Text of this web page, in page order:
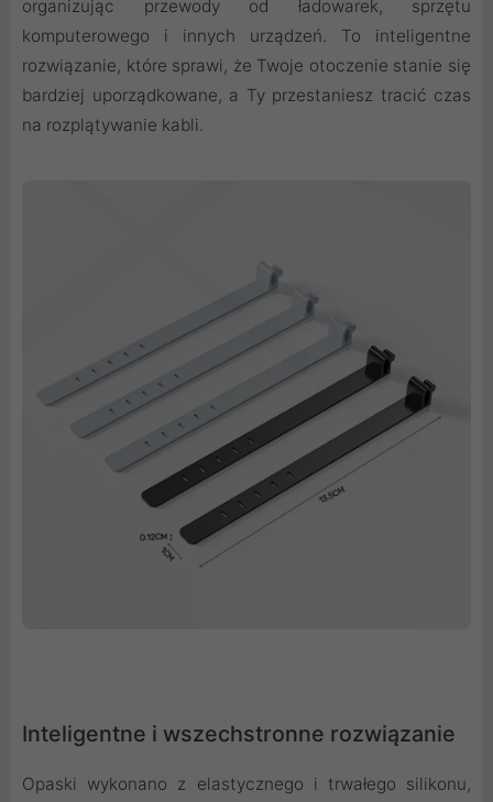
organizując przewody od ładowarek, sprzętu
komputerowego i innych urządzeń. To inteligentne
rozwiązanie, które sprawi, że Twoje otoczenie stanie się
bardziej uporządkowane, a Ty przestaniesz tracić czas
na rozplątywanie kabli.
Inteligentne i wszechstronne rozwiązanie
Opaski wykonano z elastycznego i trwałego silikonu,